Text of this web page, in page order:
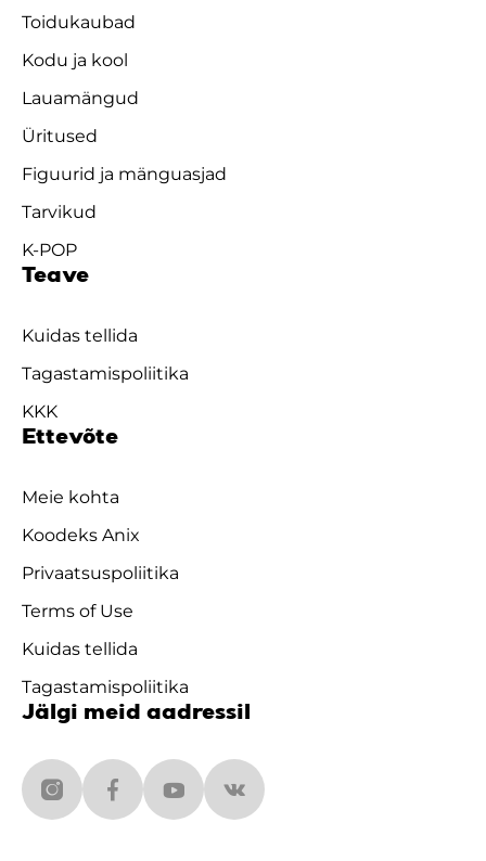
Toidukaubad
Kodu ja kool
Lauamängud
Üritused
Figuurid ja mänguasjad
Tarvikud
K-POP
Teave
Kuidas tellida
Tagastamispoliitika
KKK
Ettevõte
Meie kohta
Koodeks Anix
Privaatsuspoliitika
Terms of Use
Kuidas tellida
Tagastamispoliitika
Jälgi meid aadressil